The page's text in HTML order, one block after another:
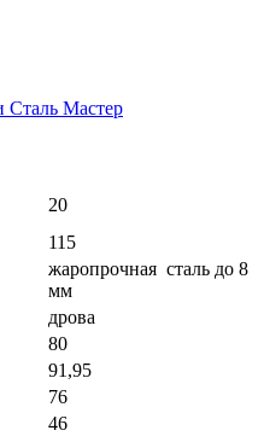
Сталь Мастер
20
115
жаропрочная сталь до 8
мм
дрова
80
91,95
76
46